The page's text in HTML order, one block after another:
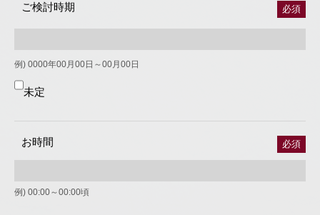
ご検討時期 必須
例) 0000年00月00日～00月00日
未定
お時間 必須
例) 00:00～00:00頃